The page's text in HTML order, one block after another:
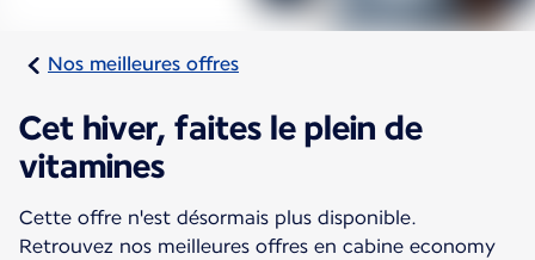
Nos meilleures offres
Cet hiver, faites le plein de
vitamines
Cette offre n'est désormais plus disponible.
Retrouvez nos meilleures offres en cabine economy